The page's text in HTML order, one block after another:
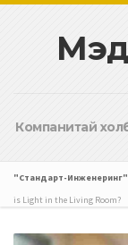
Компанитай
"Стандарт-
is Light in the Living Room?